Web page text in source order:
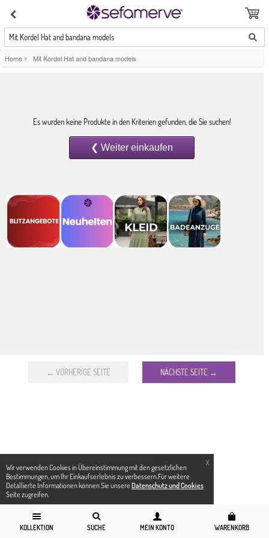
X
Wir verwenden Cookies in Übereinstimmung mit den gesetzlichen
Bestimmungen, um Ihr Einkaufserlebnis zu verbessern.Für weitere
Detallierte Informationen können Sie unsere Datenschutz und Cookies
Seite zugreifen.
Mit Kordel Hat and bandana models
KOLLEKTION SUCHE MEIN KONTO WARENKORB
Home > Mit Kordel Hat and bandana models
Es wurden keine Produkte in den Kriterien gefunden, die Sie suchen!
← VORHERIGE SEITE NÄCHSTE SEITE →